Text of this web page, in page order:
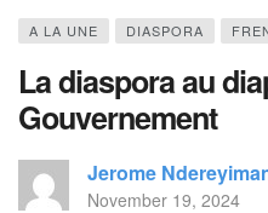
A LA UNE DIASPORA
La diaspora au
Gouvernement
Jerome
November 19, 2024